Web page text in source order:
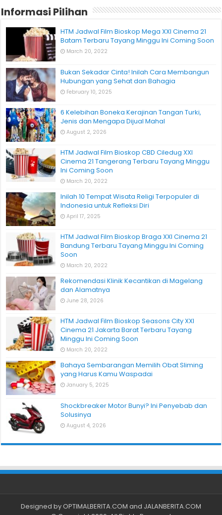
Informasi Pilihan
HTM Jadwal Film Bioskop Mega XXI Cinema 21
Batam Terbaru Tayang Minggu Ini Coming Soon
March 20, 2022
Bukan Sekadar Cinta! Inilah Cara Membangun
Hubungan yang Sehat dan Bahagia
February 10, 2025
6 Kelebihan Boneka Kerajinan Tangan Turki,
Jenis dan Mengapa Dijual Mahal
August 2, 2026
HTM Jadwal Film Bioskop CBD Ciledug XXI
Cinema 21 Tangerang Terbaru Tayang Minggu
Ini Coming Soon
March 20, 2022
Inilah 10 Tempat Wisata Religi Terpopuler di
Indonesia untuk Refleksi Diri
April 17, 2025
HTM Jadwal Film Bioskop Braga XXI Cinema 21
Bandung Terbaru Tayang Minggu Ini Coming
Soon
March 20, 2022
Rekomendasi Klinik Kecantikan di Magelang
dan Alamatnya
June 28, 2026
HTM Jadwal Film Bioskop Seasons City XXI
Cinema 21 Jakarta Barat Terbaru Tayang
Minggu Ini Coming Soon
March 20, 2022
Bahaya Sembarangan Memilih Obat Sliming
yang Harus Kamu Waspadai
January 5, 2025
Shockbreaker Motor Bunyi? Ini Penyebab dan
Solusinya
August 4, 2026
Designed byOPTIMALBERITA.COM and JALANBERITA.COM